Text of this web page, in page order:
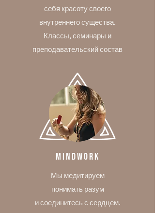
себя красоту своего
внутреннего существа.
Классы, семинары и
преподавательский состав
MindWork
Мы медитируем
понимать разум
и соединитесь с сердцем.